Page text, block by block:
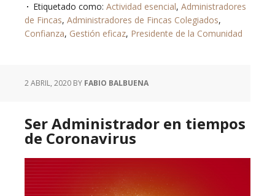
Etiquetado como: Actividad esencial, Administradores
de Fincas, Administradores de Fincas Colegiados,
Confianza, Gestión eficaz, Presidente de la Comunidad
2 ABRIL, 2020 BY FABIO BALBUENA
Ser Administrador en tiempos
de Coronavirus